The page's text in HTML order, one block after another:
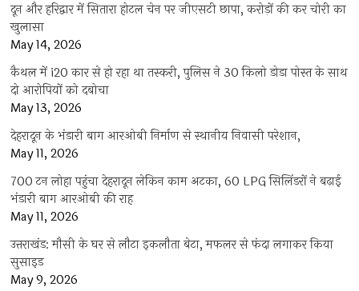
दून और हरिद्वार में सितारा होटल चेन पर जीएसटी छापा, करोड़ों की कर चोरी का
खुलासा
May 14, 2026
कैथल में i20 कार से हो रहा था तस्करी, पुलिस ने 30 किलो डोडा पोस्त के साथ
दो आरोपियों को दबोचा
May 13, 2026
देहरादून के भंडारी बाग आरओबी निर्माण से स्थानीय निवासी परेशान,
May 11, 2026
700 टन लोहा पहुंचा देहरादून लेकिन काम अटका, 60 LPG सिलिंडरों ने बढ़ाई
भंडारी बाग आरओबी की राह
May 11, 2026
उत्तराखंड: मौसी के घर से लौटा इकलौता बेटा, मफलर से फंदा लगाकर किया
सुसाइड
May 9, 2026